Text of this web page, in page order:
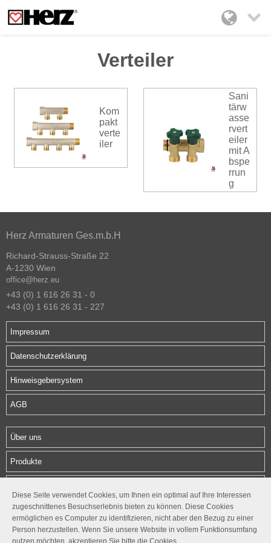
Diese Seite verwendet Cookies, um Ihnen ein optimal auf Ihre Interessen
zugeschnittenes Besuchserlebnis bieten zu können. Diese Cookies
ermöglichen es Computer zu identifizieren, nicht aber den Bezug zu einer
Person herzustellen. Wenn Sie unsere Website in vollem Funktionsumfang
nutzen möchten, akzeptieren Sie bitte die Cookies.

Verteiler
Kom
pakt
verte
iler
Sani
tärw
asse
rvert
eiler
mit A
bspe
rrun
g
Herz Armaturen Ges.m.b.H
Richard-Strauss-Straße 22
A-1230 Wien
office@herz.eu
+43 (0) 1 616 26 31 - 0
+43 (0) 1 616 26 31 - 227
Impressum
Datenschutzerklärung
Hinweisgebersystem
AGB
Über uns
Produkte
Kontakt
Follow us